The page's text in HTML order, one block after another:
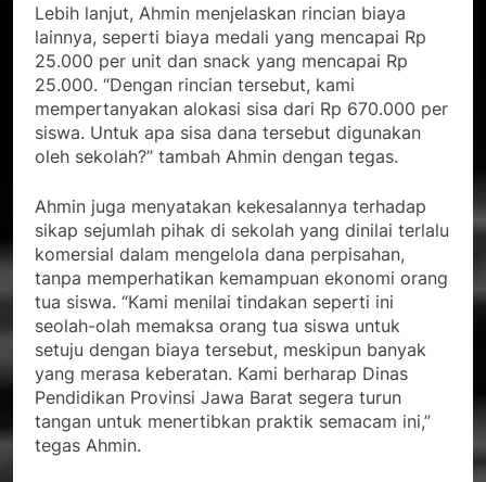
Lebih lanjut, Ahmin menjelaskan rincian biaya
lainnya, seperti biaya medali yang mencapai Rp
25.000 per unit dan snack yang mencapai Rp
25.000. “Dengan rincian tersebut, kami
mempertanyakan alokasi sisa dari Rp 670.000 per
siswa. Untuk apa sisa dana tersebut digunakan
oleh sekolah?” tambah Ahmin dengan tegas.
Ahmin juga menyatakan kekesalannya terhadap
sikap sejumlah pihak di sekolah yang dinilai terlalu
komersial dalam mengelola dana perpisahan,
tanpa memperhatikan kemampuan ekonomi orang
tua siswa. “Kami menilai tindakan seperti ini
seolah-olah memaksa orang tua siswa untuk
setuju dengan biaya tersebut, meskipun banyak
yang merasa keberatan. Kami berharap Dinas
Pendidikan Provinsi Jawa Barat segera turun
tangan untuk menertibkan praktik semacam ini,”
tegas Ahmin.